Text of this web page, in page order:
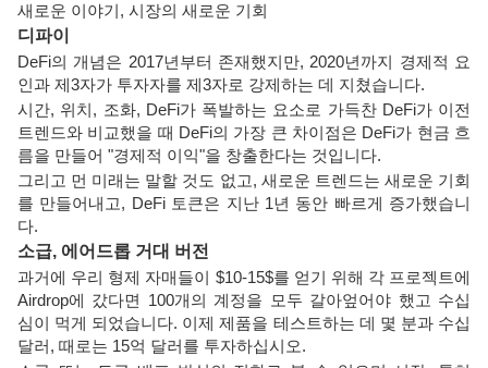
새로운 이야기, 시장의 새로운 기회
디파이
DeFi의 개념은 2017년부터 존재했지만, 2020년까지 경제적 요
인과 제3자가 투자자를 제3자로 강제하는 데 지쳤습니다.
시간, 위치, 조화, DeFi가 폭발하는 요소로 가득찬 DeFi가 이전
트렌드와 비교했을 때 DeFi의 가장 큰 차이점은 DeFi가 현금 흐
름을 만들어 "경제적 이익"을 창출한다는 것입니다.
그리고 먼 미래는 말할 것도 없고, 새로운 트렌드는 새로운 기회
를 만들어내고, DeFi 토큰은 지난 1년 동안 빠르게 증가했습니
다.
소급, 에어드롭 거대 버전
과거에 우리 형제 자매들이 $10-15$를 얻기 위해 각 프로젝트에
Airdrop에 갔다면 100개의 계정을 모두 갈아엎어야 했고 수십
심이 먹게 되었습니다. 이제 제품을 테스트하는 데 몇 분과 수십
달러, 때로는 15억 달러를 투자하십시오.